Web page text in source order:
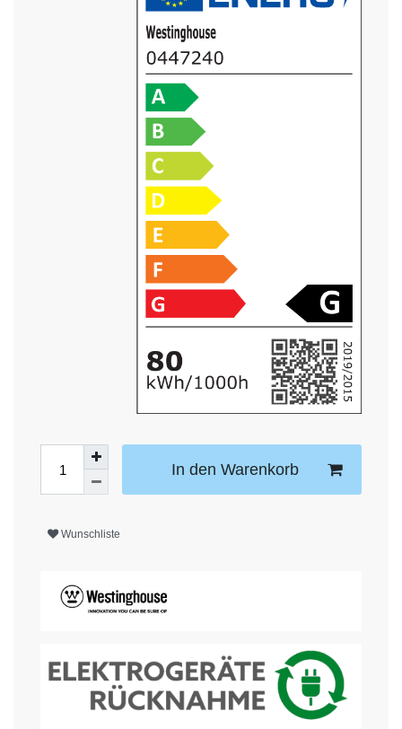
In den Warenkorb
Wunschliste